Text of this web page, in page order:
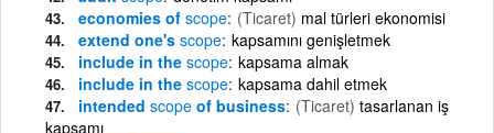
economies of scope (Ticaret) mal türleri ekonomisi
extend one's scope kapsamını genişletmek
include in the scope kapsama almak
include in the scope kapsama dahil etmek
intended scope of business (Ticaret) tasarlanan iş
kapsamı